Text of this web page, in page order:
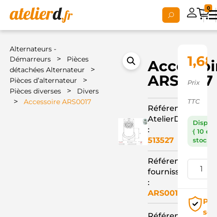
0
Alternateurs -
Démarreurs
>
Pièces
détachées Alternateur
>
Pièces d’alternateur >
Pièces diverses > Divers
> Accessoire ARS0017
ARS0017
Référence
AtelierD
:
513527
Référence
fournisseur
:
ARS0017
1,68
Prix
TTC
( 10 en
stock )